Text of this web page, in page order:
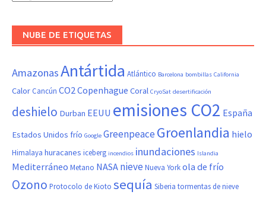
NUBE DE ETIQUETAS
AmazonasAntártida Atlántico Barcelona bombillas California
Calor Cancún CO2Copenhague Coral CryoSat desertificación
deshielo Durban EEUU emisiones CO2 España
Estados Unidos frío Google GreenpeaceGroenlandia hielo
Himalaya huracanes iceberg incendios inundaciones Islandia
Mediterráneo Metano NASA nieveNueva Yorkola de frío
Ozono Protocolo de Kioto sequía Siberia tormentas de nieve